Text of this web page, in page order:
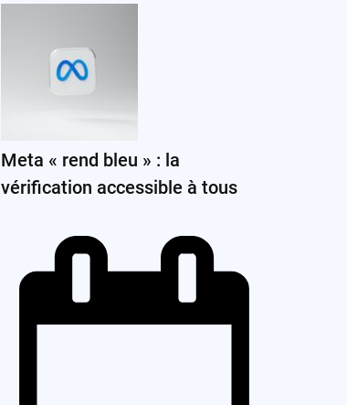
Meta « rend bleu » : la
vérification accessible à tous